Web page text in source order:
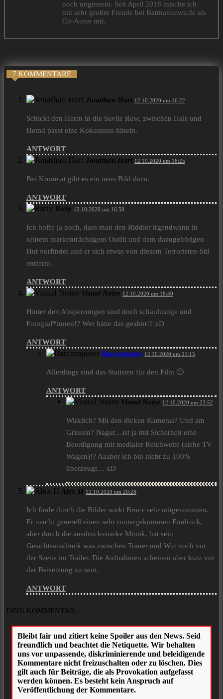
noch ungemein. Seit April 2018 mische ich
mit sehr großer Freude bei Batmannews.de als
Co-Autor mit.
7 KOMMENTARE
Jonathan Hart 12.10.2020 um 16:22
Schickt den Herrn in die Savile Row, zwischen Hals und
Hemd passt eine Kokosnuss hinein.
ANTWORT
Jonathan Hart 12.10.2020 um 16:25
Bei Krone.at gibt es ein neus Bild dazu.
ANTWORT
Ratty 12.10.2020 um 16:50
Ich hoffe ja noch, dass man den Riddler irgendwann in
seinem markenträchtigem Outfit und dem dazugehörigen
Hut vorfindet und er sich etwas von diesem Terroristen-Stil
entfernt.
ANTWORT
Visual Noise 12.10.2020 um 18:49
Hinter den Absperrungen sind doch schaulustige und
Fotograf*innen!? Wer hätte das geahnt!? xD
ANTWORT
Batcomputer 12.10.2020 um 21:15
Allerdings sind das Statisten für den Film 🙂
ANTWORT
Visual Noise 12.10.2020 um 23:52
Wirklich? Mit den dicken Kameras? Und am
Grinsen? Nagut…ist ja mit Sicherheit eine
Beerdigung mit medialer Reichweite (siehe TV
Wagen)!? Aaaber ich bin nicht zu 100%
überzeugt… xD
Alex H 12.10.2020 um 20:28
Ich finde durch die Bilder wirkt Bruce sehr mitgenommen.
Er macht generell einen sehr runtergekommen Eindruck,
aber durch die ausdrucksstarke Mimik, hat sein
Gesichtsausdruck was zwischen Trauer und Wut noch vor
der Szene im Trailer. Die Aufnahmen scheinen aber kurz vor
der Beisetzung zu sein.
ANTWORT
DEIN KOMMENTAR: